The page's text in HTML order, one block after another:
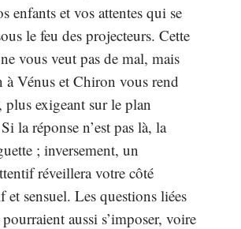
enfants et vos attentes qui se
le feu des projecteurs. Cette
vous veut pas de mal, mais
à Vénus et Chiron vous rend
exigeant sur le plan
la réponse n’est pas là, la
; inversement, un
réveillera votre côté
et sensuel. Les questions liées
aussi s’imposer, voire